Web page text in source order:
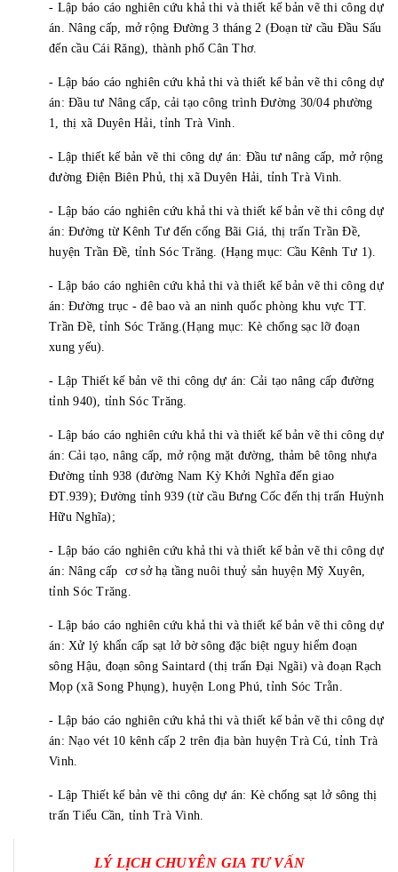
- Lập báo cáo nghiên cứu khả thi và thiết kế bản vẽ thi công dự
án. Nâng cấp, mở rộng Đường 3 tháng 2 (Đoạn từ cầu Đầu Sấu
đến cầu Cái Răng), thành phố Cân Thơ.
- Lập báo cáo nghiên cứu khả thi và thiết kế bản vẽ thi công dự
án: Đầu tư Nâng cấp, cải tạo công trình Đường 30/04 phường
1, thị xã Duyên Hải, tỉnh Trà Vinh.
- Lập thiết kế bản vẽ thi công dự án: Đầu tư nâng cấp, mở rộng
đường Điện Biên Phủ, thị xã Duyên Hải, tỉnh Trà Vinh.
- Lập báo cáo nghiên cứu khả thi và thiết kế bản vẽ thi công dự
án: Đường từ Kênh Tư đến cống Bãi Giá, thị trấn Trần Đề,
huyện Trần Đề, tỉnh Sóc Trăng. (Hạng mục: Cầu Kênh Tư 1).
- Lập báo cáo nghiên cứu khả thi và thiết kế bản vẽ thi công dự
án: Đường trục - đê bao và an ninh quốc phòng khu vực TT.
Trần Đề, tỉnh Sóc Trăng.(Hạng mục: Kè chống sạc lỡ đoạn
xung yếu).
- Lập Thiết kế bản vẽ thi công dự án: Cải tạo nâng cấp đường
tỉnh 940), tỉnh Sóc Trăng.
- Lập báo cáo nghiên cứu khả thi và thiết kế bản vẽ thi công dự
án: Cải tạo, nâng cấp, mở rộng mặt đường, thảm bê tông nhựa
Đường tỉnh 938 (đường Nam Kỳ Khởi Nghĩa đến giao
ĐT.939); Đường tỉnh 939 (từ cầu Bưng Cốc đến thị trấn Huỳnh
Hữu Nghĩa);
- Lập báo cáo nghiên cứu khả thi và thiết kế bản vẽ thi công dự
án: Nâng cấp cơ sở hạ tầng nuôi thuỷ sản huyện Mỹ Xuyên,
tỉnh Sóc Trăng.
- Lập báo cáo nghiên cứu khả thi và thiết kế bản vẽ thi công dự
án: Xử lý khẩn cấp sạt lở bờ sông đặc biệt nguy hiểm đoạn
sông Hậu, đoạn sông Saintard (thị trấn Đại Ngãi) và đoạn Rạch
Mọp (xã Song Phụng), huyện Long Phú, tỉnh Sóc Trằn.
- Lập báo cáo nghiên cứu khả thi và thiết kế bản vẽ thi công dự
án: Nạo vét 10 kênh cấp 2 trên địa bàn huyện Trà Cú, tỉnh Trà
Vinh.
- Lập Thiết kế bản vẽ thi công dự án: Kè chống sạt lở sông thị
trấn Tiểu Cần, tỉnh Trà Vinh.
LÝ LỊCH CHUYÊN GIA TƯ VẤN